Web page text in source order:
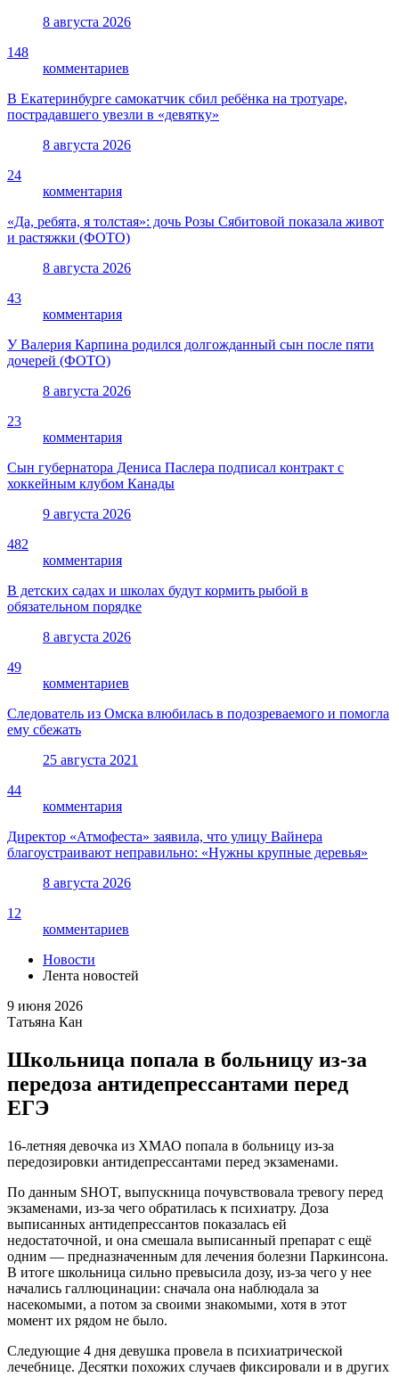
8 августа 2026
148
комментариев
В Екатеринбурге самокатчик сбил ребёнка на тротуаре,
пострадавшего увезли в «девятку»
8 августа 2026
24
комментария
«Да, ребята, я толстая»: дочь Розы Сябитовой показала живот
и растяжки (ФОТО)
8 августа 2026
43
комментария
У Валерия Карпина родился долгожданный сын после пяти
дочерей (ФОТО)
8 августа 2026
23
комментария
Сын губернатора Дениса Паслера подписал контракт с
хоккейным клубом Канады
9 августа 2026
482
комментария
В детских садах и школах будут кормить рыбой в
обязательном порядке
8 августа 2026
49
комментариев
Следователь из Омска влюбилась в подозреваемого и помогла
ему сбежать
25 августа 2021
44
комментария
Директор «Атмофеста» заявила, что улицу Вайнера
благоустраивают неправильно: «Нужны крупные деревья»
8 августа 2026
12
комментариев
Новости
Лента новостей
9 июня 2026
Татьяна Кан
Школьница попала в больницу из-за
передоза антидепрессантами перед
ЕГЭ
16-летняя девочка из ХМАО попала в больницу из-за
передозировки антидепрессантами перед экзаменами.
По данным SHOT, выпускница почувствовала тревогу перед
экзаменами, из-за чего обратилась к психиатру. Доза
выписанных антидепрессантов показалась ей
недостаточной, и она смешала выписанный препарат с ещё
одним — предназначенным для лечения болезни Паркинсона.
В итоге школьница сильно превысила дозу, из-за чего у нее
начались галлюцинации: сначала она наблюдала за
насекомыми, а потом за своими знакомыми, хотя в этот
момент их рядом не было.
Следующие 4 дня девушка провела в психиатрической
лечебнице. Десятки похожих случаев фиксировали и в других